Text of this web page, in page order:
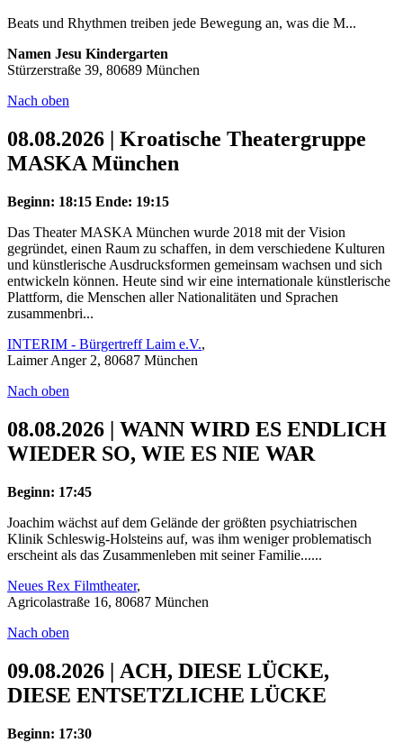
Beats und Rhythmen treiben jede Bewegung an, was die M...
Namen Jesu Kindergarten
Stürzerstraße 39, 80689 München
Nach oben
08.08.2026 | Kroatische Theatergruppe
MASKA München
Beginn: 18:15 Ende: 19:15
Das Theater MASKA München wurde 2018 mit der Vision
gegründet, einen Raum zu schaffen, in dem verschiedene Kulturen
und künstlerische Ausdrucksformen gemeinsam wachsen und sich
entwickeln können. Heute sind wir eine internationale künstlerische
Plattform, die Menschen aller Nationalitäten und Sprachen
zusammenbri...
INTERIM - Bürgertreff Laim e.V.,
Laimer Anger 2, 80687 München
Nach oben
08.08.2026 | WANN WIRD ES ENDLICH
WIEDER SO, WIE ES NIE WAR
Beginn: 17:45
Joachim wächst auf dem Gelände der größten psychiatrischen
Klinik Schleswig-Holsteins auf, was ihm weniger problematisch
erscheint als das Zusammenleben mit seiner Familie......
Neues Rex Filmtheater,
Agricolastraße 16, 80687 München
Nach oben
09.08.2026 | ACH, DIESE LÜCKE,
DIESE ENTSETZLICHE LÜCKE
Beginn: 17:30